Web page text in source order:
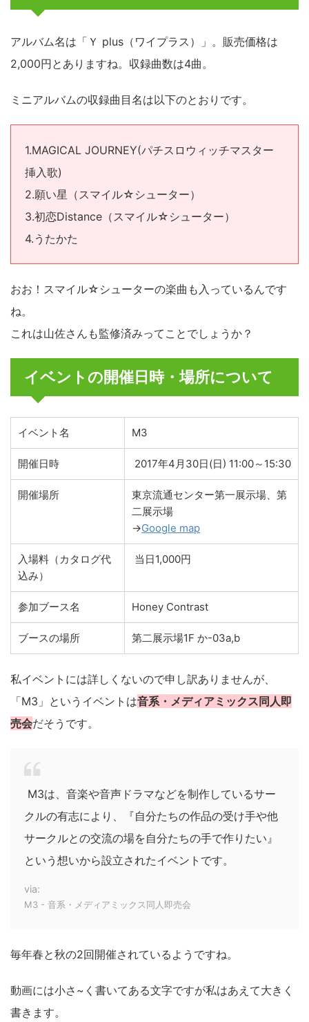
アルバム名は「Ｙ plus（ワイプラス）」。販売価格は
2,000円とありますね。収録曲数は4曲。
ミニアルバムの収録曲目名は以下のとおりです。
1.MAGICAL JOURNEY(パチスロウィッチマスター
挿入歌)
2.願い星（スマイル☆シューター）
3.初恋Distance（スマイル☆シューター）
4.うたかた
おお！スマイル☆シューターの楽曲も入っているんです
ね。
これは山佐さんも監修済みってことでしょうか？
イベントの開催日時・場所について
イベント名 M3
開催日時 2017年4月30日(日) 11:00～15:30
開催場所
東京流通センター第一展示場、第
二展示場
→Google map
入場料（カタログ代
込み）
当日1,000円
参加ブース名 Honey Contrast
ブースの場所 第二展示場1F か-03a,b
私イベントには詳しくないので申し訳ありませんが、
「M3」というイベントは音系・メディアミックス同人即
売会だそうです。
M3は、音楽や音声ドラマなどを制作しているサー
クルの有志により、『自分たちの作品の受け手や他
サークルとの交流の場を自分たちの手で作りたい』
という想いから設立されたイベントです。
via:
M3 - 音系・メディアミックス同人即売会
毎年春と秋の2回開催されているようですね。
動画には小さ~く書いてある文字ですが私はあえて大きく
書きます。